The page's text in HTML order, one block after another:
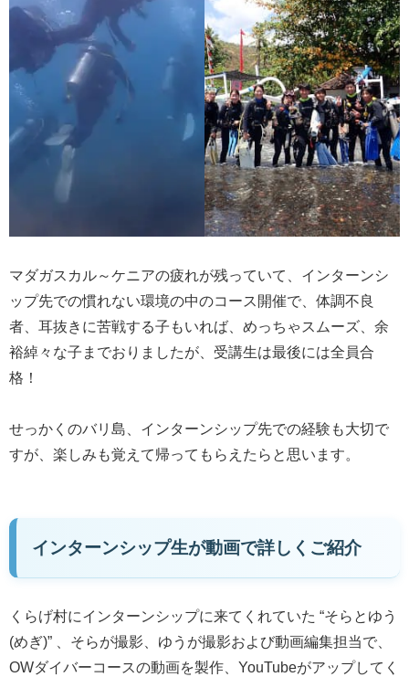
マダガスカル～ケニアの疲れが残っていて、インターンシ
ップ先での慣れない環境の中のコース開催で、体調不良
者、耳抜きに苦戦する子もいれば、めっちゃスムーズ、余
裕綽々な子までおりましたが、受講生は最後には全員合
格！
せっかくのバリ島、インターンシップ先での経験も大切で
すが、楽しみも覚えて帰ってもらえたらと思います。
インターンシップ生が動画で詳しくご紹介
くらげ村にインターンシップに来てくれていた “そらとゆう
(めぎ)” 、そらが撮影、ゆうが撮影および動画編集担当で、
OWダイバーコースの動画を製作、YouTubeがアップしてく